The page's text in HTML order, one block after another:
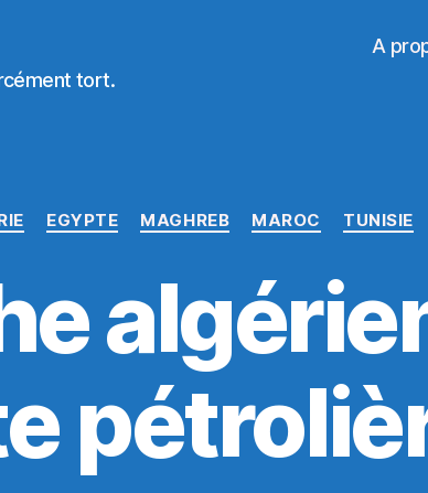
tort.
A
Catégories
EGYPTE MAGHREB MAROC TUNISIE